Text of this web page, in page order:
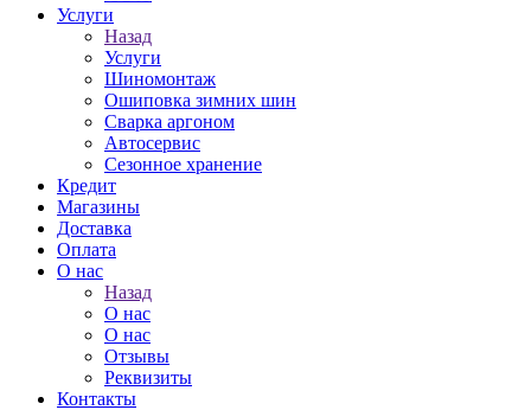
Услуги
Назад
Услуги
Шиномонтаж
Ошиповка зимних шин
Сварка аргоном
Автосервис
Сезонное хранение
Кредит
Магазины
Доставка
Оплата
О нас
Назад
О нас
О нас
Отзывы
Реквизиты
Контакты